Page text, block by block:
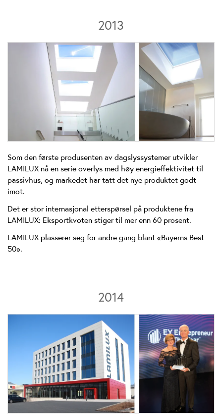
2013
Som den første produsenten av dagslyssystemer utvikler
LAMILUX nå en serie overlys med høy energieffektivitet til
passivhus, og markedet har tatt det nye produktet godt
imot.
Det er stor internasjonal etterspørsel på produktene fra
LAMILUX: Eksportkvoten stiger til mer enn 60 prosent.
LAMILUX plasserer seg for andre gang blant «Bayerns Best
50».
2014